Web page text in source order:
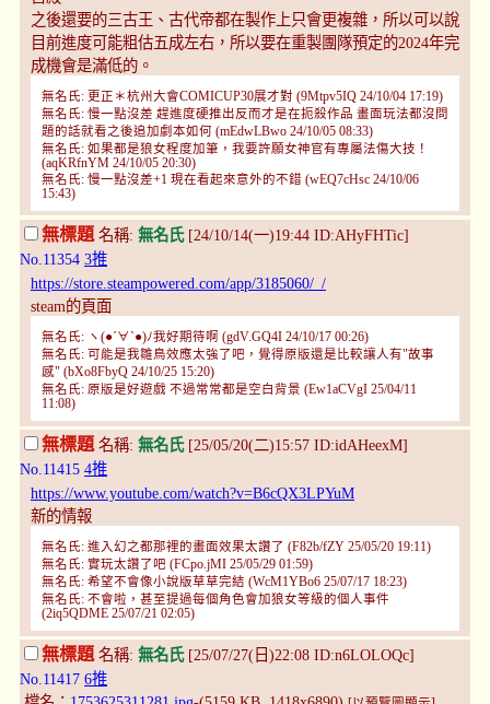
之後還要的三古王、古代帝都在製作上只會更複雜，所以可以說
目前進度可能粗估五成左右，所以要在重製團隊預定的2024年完
成機會是滿低的。
無名氏: 更正＊杭州大會COMICUP30展才對 (9Mtpv5IQ 24/10/04 17:19)
無名氏: 慢一點沒差 趕進度硬推出反而才是在扼殺作品 畫面玩法都沒問
題的話就看之後追加劇本如何 (mEdwLBwo 24/10/05 08:33)
無名氏: 如果都是狼女程度加筆，我要許願女神官有專屬法傷大技！
(aqKRfnYM 24/10/05 20:30)
無名氏: 慢一點沒差+1 現在看起來意外的不錯 (wEQ7cHsc 24/10/06
15:43)
無標題 名稱: 無名氏[24/10/14(一)19:44 ID:AHyFHTic]
No.11354 3推
https://store.steampowered.com/app/3185060/_/
steam的頁面
無名氏: ヽ(●´∀`●)ﾉ我好期待啊 (gdV.GQ4I 24/10/17 00:26)
無名氏: 可能是我雛鳥效應太強了吧，覺得原版還是比較讓人有"故事
感" (bXo8FbyQ 24/10/25 15:20)
無名氏: 原版是好遊戲 不過常常都是空白背景 (Ew1aCVgI 25/04/11
11:08)
無標題 名稱: 無名氏[25/05/20(二)15:57 ID:idAHeexM]
No.11415 4推
https://www.youtube.com/watch?v=B6cQX3LPYuM
新的情報
無名氏: 進入幻之都那裡的畫面效果太讚了 (F82b/fZY 25/05/20 19:11)
無名氏: 實玩太讚了吧 (FCpo.jMI 25/05/29 01:59)
無名氏: 希望不會像小說版草草完結 (WcM1YBo6 25/07/17 18:23)
無名氏: 不會啦，甚至提過每個角色會加狼女等級的個人事件
(2iq5QDME 25/07/21 02:05)
無標題名稱: 無名氏[25/07/27(日)22:08 ID:n6LOLOQc]
No.11417 6推